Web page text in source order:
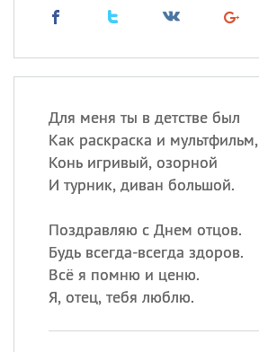
Для меня ты в детстве был
Как раскраска и мультфильм,
Конь игривый, озорной
И турник, диван большой.
Поздравляю с Днем отцов.
Будь всегда-всегда здоров.
Всё я помню и ценю.
Я, отец, тебя люблю.